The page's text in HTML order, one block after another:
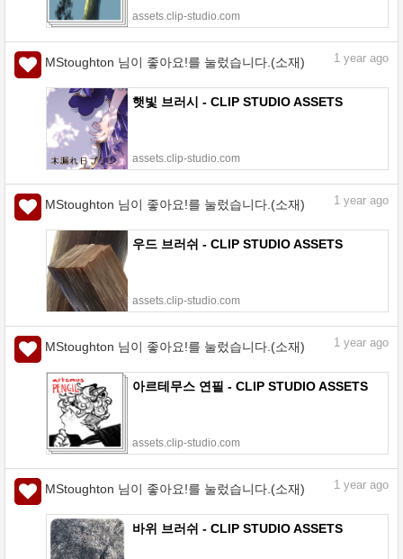
assets.clip-studio.com
MStoughton 님이 좋아요!를 눌렀습니다.(소재) 1 year ago
햇빛 브러시 - CLIP STUDIO ASSETS
assets.clip-studio.com
MStoughton 님이 좋아요!를 눌렀습니다.(소재) 1 year ago
우드 브러쉬 - CLIP STUDIO ASSETS
assets.clip-studio.com
MStoughton 님이 좋아요!를 눌렀습니다.(소재) 1 year ago
아르테무스 연필 - CLIP STUDIO ASSETS
assets.clip-studio.com
MStoughton 님이 좋아요!를 눌렀습니다.(소재) 1 year ago
바위 브러쉬 - CLIP STUDIO ASSETS